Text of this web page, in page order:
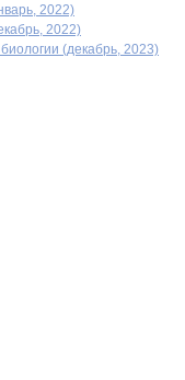
2022)
2022)
(декабрь, 2023)